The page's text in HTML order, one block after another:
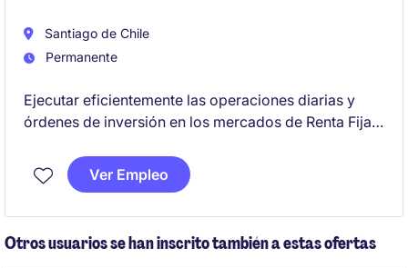
Santiago de Chile
Permanente
Ejecutar eficientemente las operaciones diarias y
órdenes de inversión en los mercados de Renta Fija
cumplimiento de los límites normativos e internos y
desarrollando herramientas de análisis y ejecución,
compañía.
Ver Empleo
Otros usuarios se han inscrito también a estas ofertas